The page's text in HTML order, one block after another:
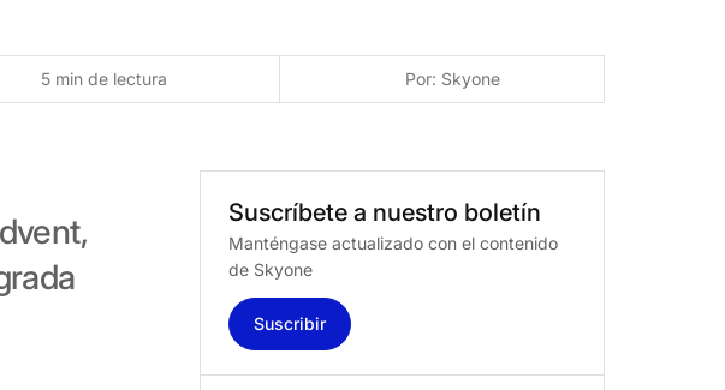
5 min de lectura Por: Skyone
Suscríbete a nuestro boletín
Manténgase actualizado con el contenido
de Skyone
Suscribir